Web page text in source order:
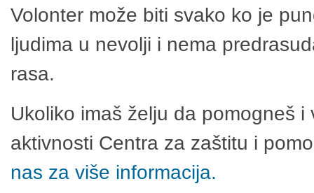
Volonter može biti svako ko je
ljudima u nevolji i nema
rasa.
Ukoliko imaš želju da pomogneš
aktivnosti Centra za zaštitu i
nas za više informacija.